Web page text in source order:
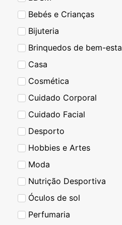
Bebés e Crianças
Bijuteria
Brinquedos de bem-
Casa
Cosmética
Cuidado Corporal
Cuidado Facial
Desporto
Hobbies e Artes
Moda
Nutrição Desportiva
Óculos de sol
Perfumaria